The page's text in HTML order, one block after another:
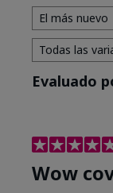
Evaluado
Wow